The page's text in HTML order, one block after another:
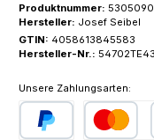
Produktnummer:
Hersteller: Josef Seibel
GTIN: 4058613845583
Hersteller-Nr.:
Unsere Zahlungsarten: